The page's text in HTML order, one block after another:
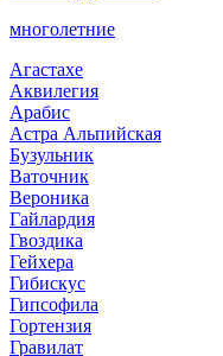
многолетние
Агастахе
Аквилегия
Арабис
Астра Альпийская
Бузульник
Ваточник
Вероника
Гайлардия
Гвоздика
Гейхера
Гибискус
Гипсофила
Гортензия
Гравилат